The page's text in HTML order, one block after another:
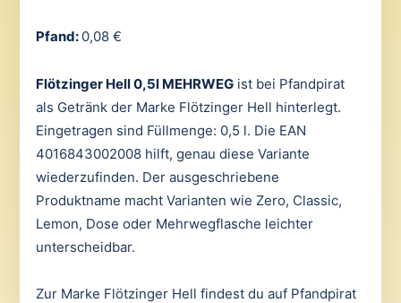
Pfand: 0,08 €
Flötzinger Hell 0,5l MEHRWEGist bei Pfandpirat
als Getränk der Marke Flötzinger Hell hinterlegt.
Eingetragen sind Füllmenge: 0,5 l. Die EAN
4016843002008 hilft, genau diese Variante
wiederzufinden. Der ausgeschriebene
Produktname macht Varianten wie Zero, Classic,
Lemon, Dose oder Mehrwegflasche leichter
unterscheidbar.
Zur Marke Flötzinger Hell findest du auf Pfandpirat